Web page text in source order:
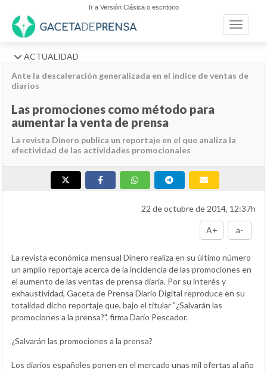
Ir a Versión Clásica o escritorio
Toggle
ACTUALIDAD
Ante la descaleración generalizada en el índice de ventas de
diarios
Las promociones como método para
aumentar la venta de prensa
La revista Dinero publica un reportaje en el que analiza la
efectividad de las actividades promocionales
22 de octubre de 2014, 12:37h
A+ a-
La revista económica mensual Dinero realiza en su último número
un amplio reportaje acerca de la incidencia de las promociones en
el aumento de las ventas de prensa diaria. Por su interés y
exhaustividad, Gaceta de Prensa Diario Digital reproduce en su
totalidad dicho reportaje que, bajo el titular "¿Salvarán las
promociones a la prensa?", firma Darío Pescador.
¿Salvarán las promociones a la prensa?
Los diarios españoles ponen en el mercado unas mil ofertas al año